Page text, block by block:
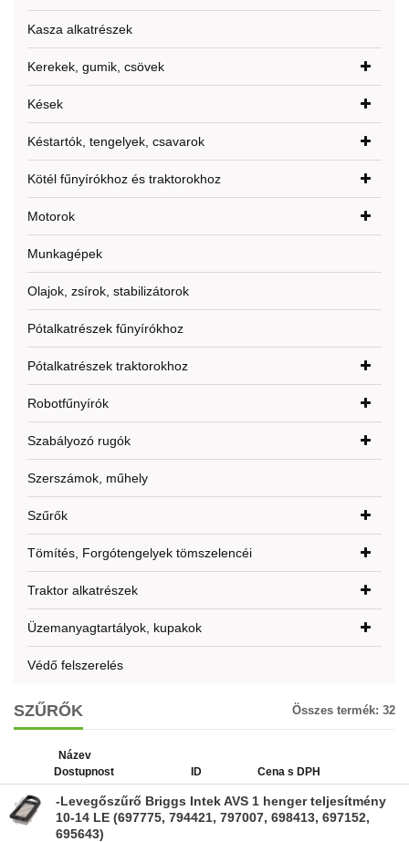
Kasza alkatrészek
Kerekek, gumik, csövek
Kések
Késtartók, tengelyek, csavarok
Kötél fűnyírókhoz és traktorokhoz
Motorok
Munkagépek
Olajok, zsírok, stabilizátorok
Pótalkatrészek fűnyírókhoz
Pótalkatrészek traktorokhoz
Robotfűnyírók
Szabályozó rugók
Szerszámok, műhely
Szűrők
Tömítés, Forgótengelyek tömszelencéi
Traktor alkatrészek
Üzemanyagtartályok, kupakok
Védő felszerelés
SZŰRŐK Összes termék: 32
Název
Dostupnost
ID Cena s DPH
-Levegőszűrő Briggs Intek AVS 1 henger teljesítmény
10-14 LE (697775, 794421, 797007, 698413, 697152,
695643)